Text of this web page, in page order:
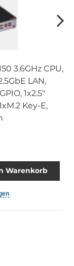
3.6GHz CPU,
LAN,
1x2.5"
Key-E,
Warenkorb